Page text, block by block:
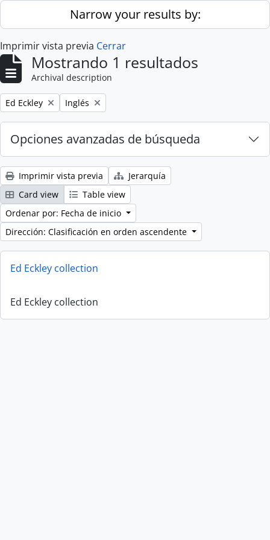
Skip to main contentNarrow your results by:
Imprimir vista previa Cerrar
Mostrando 1 resultados
Archival description
Remove filter:
Ed Eckley Remove filter:
Inglés
Opciones avanzadas de búsqueda
Imprimir vista previa
Jerarquía
Card view
Table view
Ordenar por: Fecha de inicio
Dirección: Clasificación en orden ascendente
Ed Eckley collection
Ed Eckley collection